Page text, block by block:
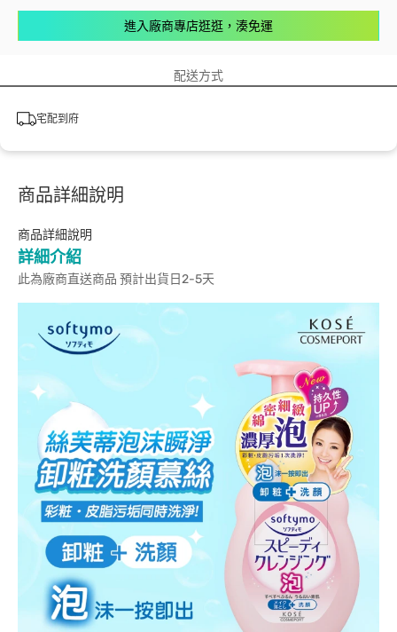
進入廠商專店逛逛，湊免運
配送方式
宅配到府
商品詳細說明
商品詳細說明
詳細介紹
此為廠商直送商品 預計出貨日2-5天